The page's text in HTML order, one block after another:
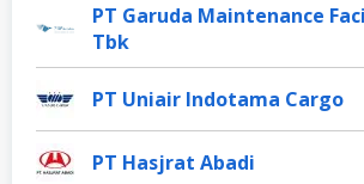
PT Garuda Maintenance
Tbk
PT Uniair Indotama Cargo
PT Hasjrat Abadi